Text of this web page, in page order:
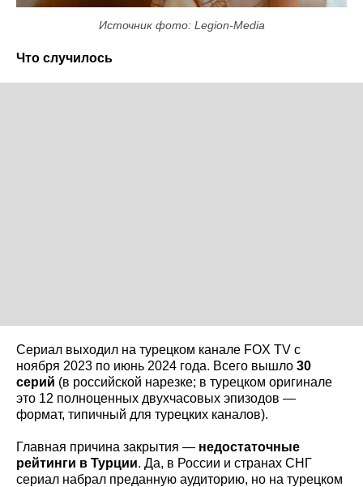
Источник фото: Legion-Media
Что случилось
Сериал выходил на турецком канале FOX TV с
ноября 2023 по июнь 2024 года. Всего вышло 30
серий (в российской нарезке; в турецком оригинале
это 12 полноценных двухчасовых эпизодов —
формат, типичный для турецких каналов).
Главная причина закрытия — недостаточные
рейтинги в Турции. Да, в России и странах СНГ
сериал набрал преданную аудиторию, но на турецком